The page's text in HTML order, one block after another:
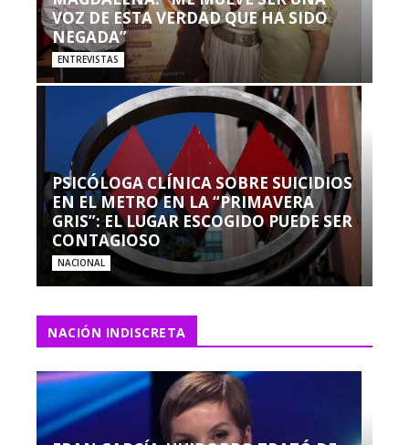
VOZ DE ESTA VERDAD QUE HA SIDO
NEGADA”
ENTREVISTAS
PSICÓLOGA CLÍNICA SOBRE SUICIDIOS
EN EL METRO EN LA “PRIMAVERA
GRIS”: EL LUGAR ESCOGIDO PUEDE SER
CONTAGIOSO
NACIONAL
NACIÓN INDISCRETA